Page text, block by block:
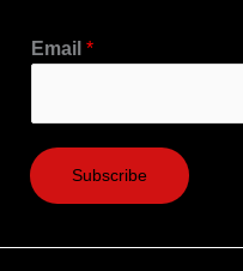
Email *
Subscribe